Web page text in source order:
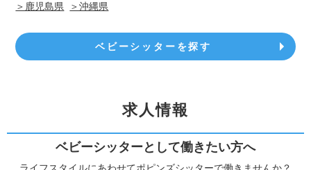
＞鹿児島県
＞沖縄県
ベビーシッターを探す
求人情報
ベビーシッターとして働きたい方へ